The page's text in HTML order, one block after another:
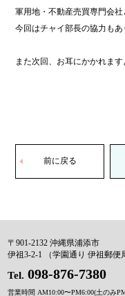
軍用地・不動産売買専門会
今回はチャイ部長の協力も
また次回、お耳にかかれま
前に戻る
〒901-2132 沖縄県浦添市
伊祖3-2-1 （学園通り 伊祖郵便
Tel. 098-876-7380
営業時間 AM10:00〜PM6:00(土のみ